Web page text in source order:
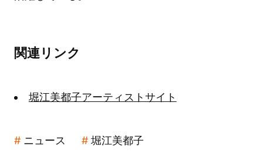
関連リンク
堀江美都子アーティストサイト
ニュース 堀江美都子